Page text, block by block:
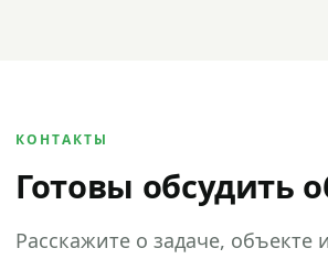
КОНТАКТЫ
Готовы обсудить
Расскажите о задаче, объекте